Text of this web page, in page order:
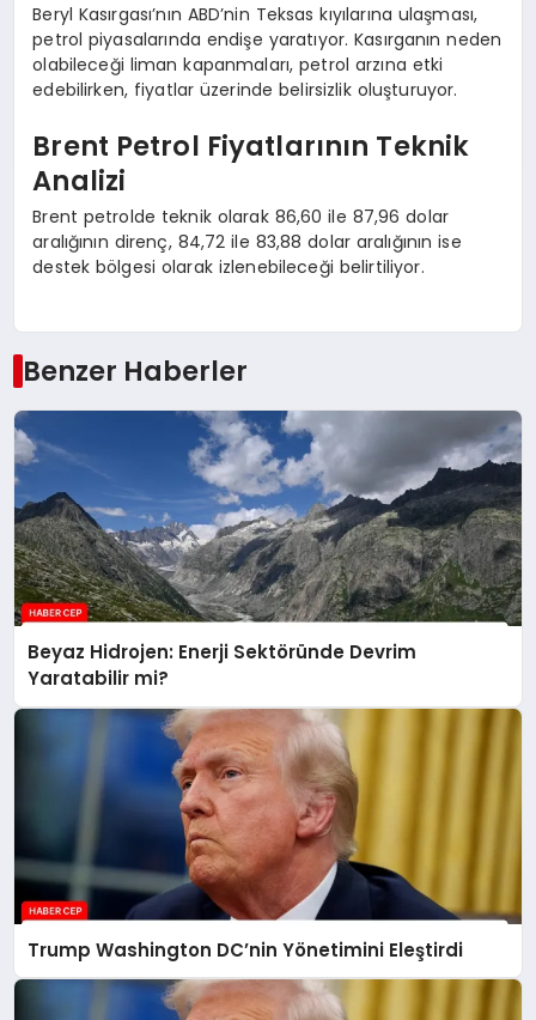
Beryl Kasırgası’nın ABD’nin Teksas kıyılarına ulaşması,
petrol piyasalarında endişe yaratıyor. Kasırganın neden
olabileceği liman kapanmaları, petrol arzına etki
edebilirken, fiyatlar üzerinde belirsizlik oluşturuyor.
Brent Petrol Fiyatlarının Teknik
Analizi
Brent petrolde teknik olarak 86,60 ile 87,96 dolar
aralığının direnç, 84,72 ile 83,88 dolar aralığının ise
destek bölgesi olarak izlenebileceği belirtiliyor.
Benzer Haberler
Beyaz Hidrojen: Enerji Sektöründe Devrim
Yaratabilir mi?
Trump Washington DC’nin Yönetimini Eleştirdi